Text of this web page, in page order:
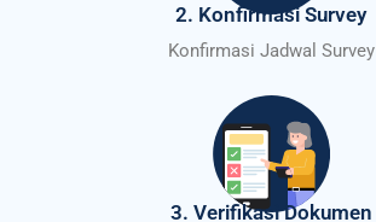
2. Konfirmasi Survey
Konfirmasi Jadwal Survey
3. Verifikasi Dokumen